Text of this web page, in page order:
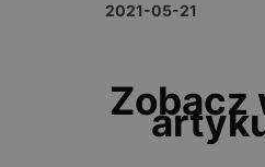
2021-05-21
Zobacz